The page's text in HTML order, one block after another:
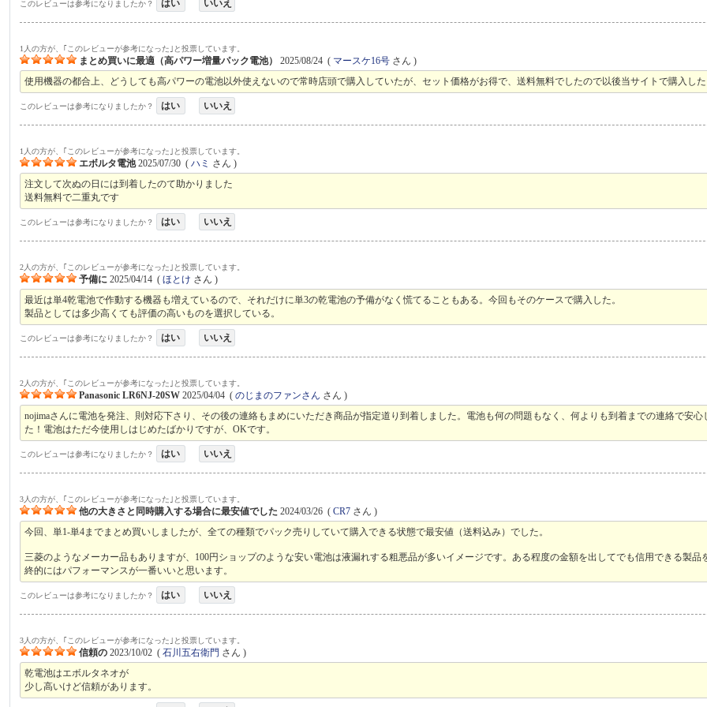
このレビューは参考になりましたか？ はい いいえ
1人の方が、｢このレビューが参考になった｣と投票しています。
まとめ買いに最適（高パワー増量パック電池） 2025/08/24 ( マースケ16号 さん )
使用機器の都合上、どうしても高パワーの電池以外使えないので常時店頭で購入していたが、セット価格がお得で、送料無料でしたので以後当サイトで購入し
このレビューは参考になりましたか？ はい いいえ
1人の方が、｢このレビューが参考になった｣と投票しています。
エボルタ電池 2025/07/30 (ハミ さん )
注文して次ぬの日には到着したのて助かりました
送料無料で二重丸です
このレビューは参考になりましたか？ はい いいえ
2人の方が、｢このレビューが参考になった｣と投票しています。
予備に 2025/04/14 (ほとけ さん )
最近は単4乾電池で作動する機器も増えているので、それだけに単3の乾電池の予備がなく慌てることもある。今回もそのケースで購入した。
製品としては多少高くても評価の高いものを選択している。
このレビューは参考になりましたか？ はい いいえ
2人の方が、｢このレビューが参考になった｣と投票しています。
Panasonic LR6NJ-20SW 2025/04/04 (のじまのファンさん さん )
nojimaさんに電池を発注、則対応下さり、その後の連絡もまめにいただき商品が指定道り到着しました。電池も何の問題もなく、何よりも到着までの連絡で安心
た！電池はただ今使用しはじめたばかりですが、OKです。
このレビューは参考になりましたか？ はい いいえ
3人の方が、｢このレビューが参考になった｣と投票しています。
他の大きさと同時購入する場合に最安値でした 2024/03/26 (CR7 さん )
今回、単1-単4までまとめ買いしましたが、全ての種類でパック売りしていて購入できる状態で最安値（送料込み）でした。
三菱のようなメーカー品もありますが、100円ショップのような安い電池は液漏れする粗悪品が多いイメージです。ある程度の金額を出してでも信用できる製品
終的にはパフォーマンスが一番いいと思います。
このレビューは参考になりましたか？ はい いいえ
3人の方が、｢このレビューが参考になった｣と投票しています。
信頼の 2023/10/02 (石川五右衛門 さん )
乾電池はエボルタネオが
少し高いけど信頼があります。